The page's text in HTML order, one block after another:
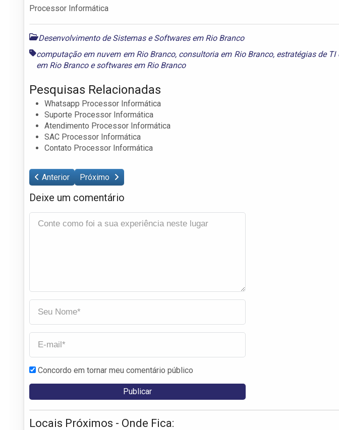
Processor Informática
Desenvolvimento de Sistemas e Softwares em Rio Branco
computação em nuvem em Rio Branco, consultoria em Rio Branco, estratégias de TI
em Rio Brancoesoftwares em Rio Branco
Pesquisas Relacionadas
Whatsapp Processor Informática
Suporte Processor Informática
Atendimento Processor Informática
SAC Processor Informática
Contato Processor Informática
Anterior Próximo
Deixe um comentário
Concordo em tornar meu comentário público
Locais Próximos - Onde Fica: